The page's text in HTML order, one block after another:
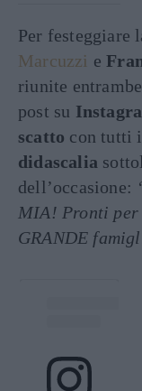
Per festeggiare
Marcuzzi e
riunite
post su
scatto con tutti
didascalia
dell’occasione:
MIA! Pronti per
GRANDE